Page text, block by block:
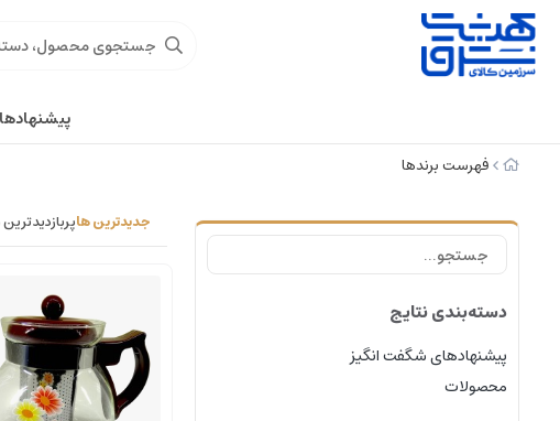
فهرست برندها
دسته‌بندی نتایج
پیشنهادهای شگفت انگیز
محصولات
جدیدترین ها